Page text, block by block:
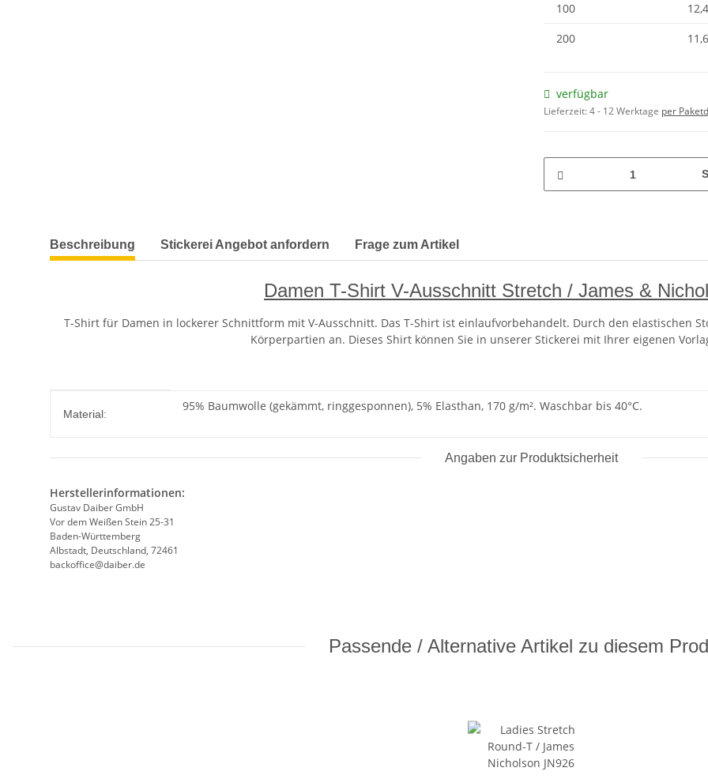
100
200
verfügbar
Lieferzeit:4 - 12 Werktage per
weitere Registerkarten anzeigen
Beschreibung Stickerei Angebot anfordern Frage zum Artikel
Damen T-Shirt V-Ausschnitt Stretch / James &
T-Shirt für Damen in lockerer Schnittform mit V-Ausschnitt. Das T-Shirt ist einlaufvorbehandelt. Durch den elastischen
Körperpartien an. Dieses Shirt können Sie in unserer Stickerei mit Ihrer eigenen
Material:
95% Baumwolle (gekämmt, ringgesponnen), 5% Elasthan, 170 g/m². Waschbar bis 40°C.
Angaben zur Produktsicherheit
Herstellerinformationen:
Gustav Daiber GmbH
Vor dem Weißen Stein 25-31
Baden-Württemberg
Albstadt, Deutschland, 72461
backoffice@daiber.de
Passende / Alternative Artikel zu diesem